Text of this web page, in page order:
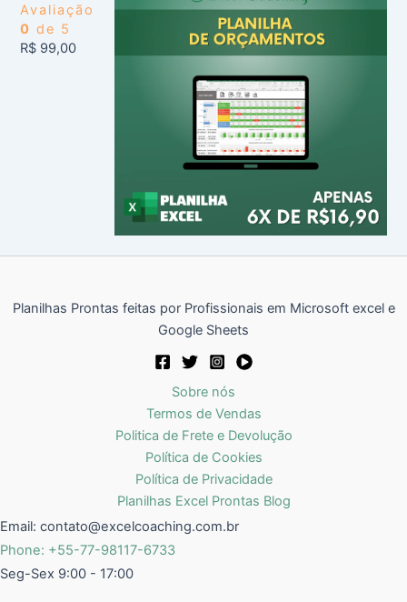
Avaliação
0 de 5
R$ 99,00
Planilhas Prontas feitas por Profissionais em Microsoft excel e
Google Sheets
Sobre nós
Termos de Vendas
Politica de Frete e Devolução
Política de Cookies
Política de Privacidade
Planilhas Excel Prontas Blog
Email: contato@excelcoaching.com.br
Phone: +55-77-98117-6733
Seg-Sex 9:00 - 17:00